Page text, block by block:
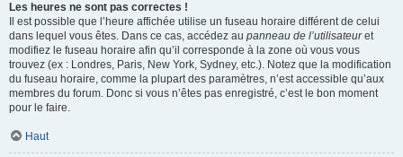
Les heures ne sont pas correctes !
Il est possible que l’heure affichée utilise un fuseau horaire différent de celui
dans lequel vous êtes. Dans ce cas, accédez au panneau de l’utilisateuret
modifiez le fuseau horaire afin qu’il corresponde à la zone où vous vous
trouvez (ex : Londres, Paris, New York, Sydney, etc.). Notez que la modification
du fuseau horaire, comme la plupart des paramètres, n’est accessible qu’aux
membres du forum. Donc si vous n’êtes pas enregistré, c’est le bon moment
pour le faire.
Haut